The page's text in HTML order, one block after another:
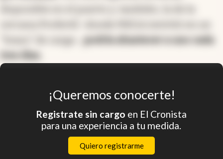
podría abastecer a uno cada
tres días.
¡Queremos conocerte!
Registrate sin cargo en El Cronista
para una experiencia a tu medida.
Quiero registrarme